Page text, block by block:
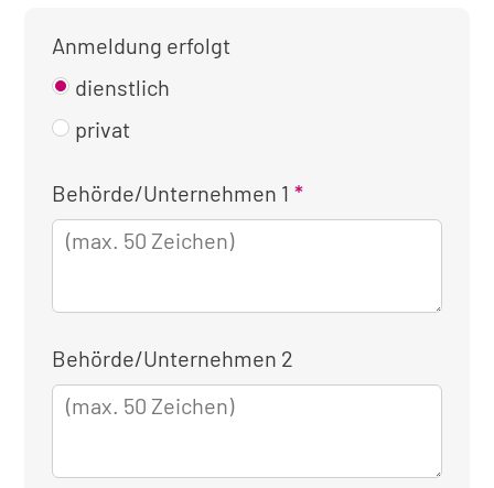
Anmeldung erfolgt
dienstlich
privat
Kontaktinformationen
für
die
Behörde/Unternehmen 1
Behörde/Unternehmen 2